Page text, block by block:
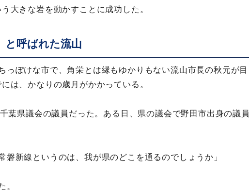
大きな岩を動かすことに成功した。
と呼ばれた流山
っぽけな市で、角栄とは縁もゆかりもない流山市長の秋元が目
は、かなりの歳月がかかっている。
葉県議会の議員だった。ある日、県の議会で野田市出身の議員
磐新線というのは、我が県のどこを通るのでしょうか」
。